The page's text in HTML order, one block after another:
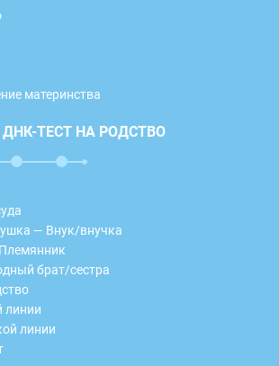
материнства
ДНК-ТЕСТ НА РОДСТВО
— Внук/внучка
брат/сестра
линии
линии